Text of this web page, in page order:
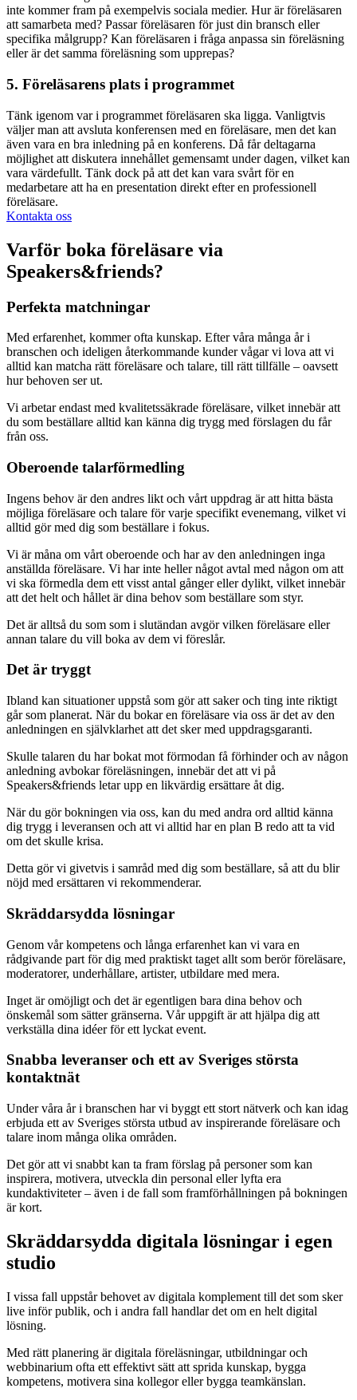
inte kommer fram på exempelvis sociala medier. Hur är föreläsaren
att samarbeta med? Passar föreläsaren för just din bransch eller
specifika målgrupp? Kan föreläsaren i fråga anpassa sin föreläsning
eller är det samma föreläsning som upprepas?
5. Föreläsarens plats i programmet
Tänk igenom var i programmet föreläsaren ska ligga. Vanligtvis
väljer man att avsluta konferensen med en föreläsare, men det kan
även vara en bra inledning på en konferens. Då får deltagarna
möjlighet att diskutera innehållet gemensamt under dagen, vilket kan
vara värdefullt. Tänk dock på att det kan vara svårt för en
medarbetare att ha en presentation direkt efter en professionell
föreläsare.
Kontakta oss
Varför boka föreläsare via
Speakers&friends?
Perfekta matchningar
Med erfarenhet, kommer ofta kunskap. Efter våra många år i
branschen och ideligen återkommande kunder vågar vi lova att vi
alltid kan matcha rätt föreläsare och talare, till rätt tillfälle – oavsett
hur behoven ser ut.
Vi arbetar endast med kvalitetssäkrade föreläsare, vilket innebär att
du som beställare alltid kan känna dig trygg med förslagen du får
från oss.
Oberoende talarförmedling
Ingens behov är den andres likt och vårt uppdrag är att hitta bästa
möjliga föreläsare och talare för varje specifikt evenemang, vilket vi
alltid gör med dig som beställare i fokus.
Vi är måna om vårt oberoende och har av den anledningen inga
anställda föreläsare. Vi har inte heller något avtal med någon om att
vi ska förmedla dem ett visst antal gånger eller dylikt, vilket innebär
att det helt och hållet är dina behov som beställare som styr.
Det är alltså du som som i slutändan avgör vilken föreläsare eller
annan talare du vill boka av dem vi föreslår.
Det är tryggt
Ibland kan situationer uppstå som gör att saker och ting inte riktigt
går som planerat. När du bokar en föreläsare via oss är det av den
anledningen en självklarhet att det sker med uppdragsgaranti.
Skulle talaren du har bokat mot förmodan få förhinder och av någon
anledning avbokar föreläsningen, innebär det att vi på
Speakers&friends letar upp en likvärdig ersättare åt dig.
När du gör bokningen via oss, kan du med andra ord alltid känna
dig trygg i leveransen och att vi alltid har en plan B redo att ta vid
om det skulle krisa.
Detta gör vi givetvis i samråd med dig som beställare, så att du blir
nöjd med ersättaren vi rekommenderar.
Skräddarsydda lösningar
Genom vår kompetens och långa erfarenhet kan vi vara en
rådgivande part för dig med praktiskt taget allt som berör föreläsare,
moderatorer, underhållare, artister, utbildare med mera.
Inget är omöjligt och det är egentligen bara dina behov och
önskemål som sätter gränserna. Vår uppgift är att hjälpa dig att
verkställa dina idéer för ett lyckat event.
Snabba leveranser och ett av Sveriges största
kontaktnät
Under våra år i branschen har vi byggt ett stort nätverk och kan idag
erbjuda ett av Sveriges största utbud av inspirerande föreläsare och
talare inom många olika områden.
Det gör att vi snabbt kan ta fram förslag på personer som kan
inspirera, motivera, utveckla din personal eller lyfta era
kundaktiviteter – även i de fall som framförhållningen på bokningen
är kort.
Skräddarsydda digitala lösningar i egen
studio
I vissa fall uppstår behovet av digitala komplement till det som sker
live inför publik, och i andra fall handlar det om en helt digital
lösning.
Med rätt planering är digitala föreläsningar, utbildningar och
webbinarium ofta ett effektivt sätt att sprida kunskap, bygga
kompetens, motivera sina kollegor eller bygga teamkänslan.